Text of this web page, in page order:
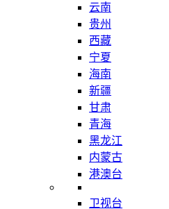
云南
贵州
西藏
宁夏
海南
新疆
甘肃
青海
黑龙江
内蒙古
港澳台
卫视台